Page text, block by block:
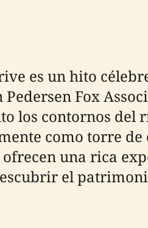
es un hito
Fox
los contornos del
como torre de
una rica
el